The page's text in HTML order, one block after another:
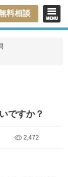
料相談
ですか？
2,472